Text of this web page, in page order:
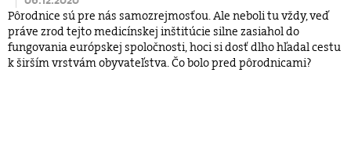
Pôrodnice sú pre nás samozrejmosťou. Ale neboli tu vždy, veď
práve zrod tejto medicínskej inštitúcie silne zasiahol do
fungovania európskej spoločnosti, hoci si dosť dlho hľadal cestu
k širším vrstvám obyvateľstva. Čo bolo pred pôrodnicami?